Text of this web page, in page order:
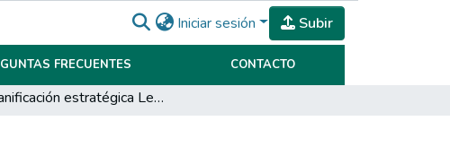
Iniciar sesión Subir
FRECUENTES CONTACTO
Planificación estratégica Ledesma SAAI, UEN Papel incorporando una nueva línea de productos personalizados con el fin de incrementar la rentabilidad